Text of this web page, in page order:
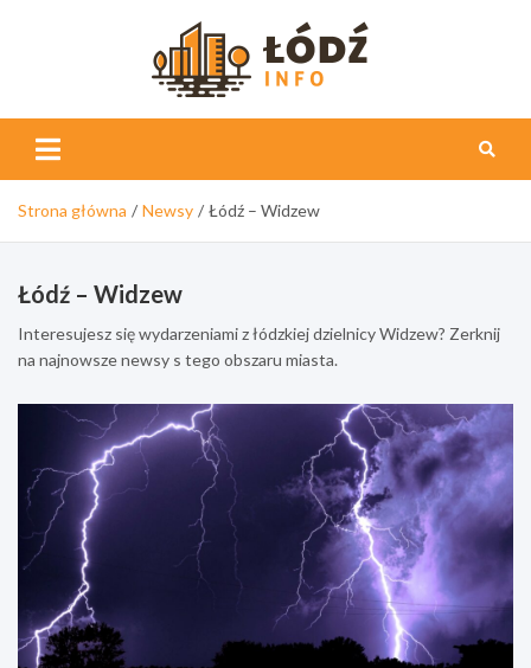
Info
Strona główna Newsy Łódź – Widzew
Łódź – Widzew
Interesujesz się wydarzeniami z łódzkiej dzielnicy Widzew? Zerknij
na najnowsze newsy s tego obszaru miasta.